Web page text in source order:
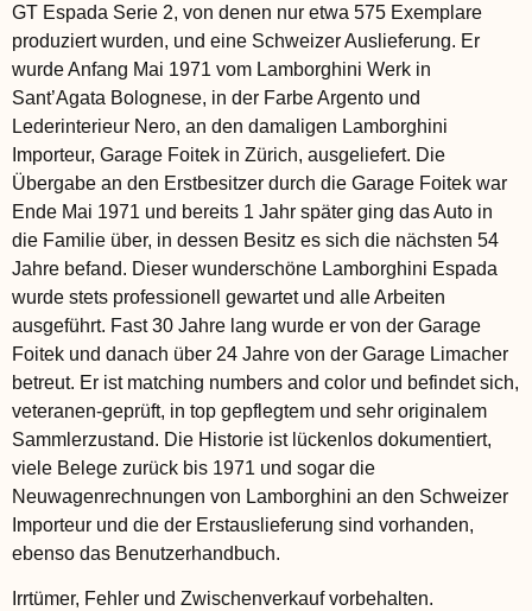
GT Espada Serie 2, von denen nur etwa 575 Exemplare
produziert wurden, und eine Schweizer Auslieferung. Er
wurde Anfang Mai 1971 vom Lamborghini Werk in
Sant’Agata Bolognese, in der Farbe Argento und
Lederinterieur Nero, an den damaligen Lamborghini
Importeur, Garage Foitek in Zürich, ausgeliefert. Die
Übergabe an den Erstbesitzer durch die Garage Foitek war
Ende Mai 1971 und bereits 1 Jahr später ging das Auto in
die Familie über, in dessen Besitz es sich die nächsten 54
Jahre befand. Dieser wunderschöne Lamborghini Espada
wurde stets professionell gewartet und alle Arbeiten
ausgeführt. Fast 30 Jahre lang wurde er von der Garage
Foitek und danach über 24 Jahre von der Garage Limacher
betreut. Er ist matching numbers and color und befindet sich,
veteranen-geprüft, in top gepflegtem und sehr originalem
Sammlerzustand. Die Historie ist lückenlos dokumentiert,
viele Belege zurück bis 1971 und sogar die
Neuwagenrechnungen von Lamborghini an den Schweizer
Importeur und die der Erstauslieferung sind vorhanden,
ebenso das Benutzerhandbuch.
Irrtümer, Fehler und Zwischenverkauf vorbehalten.